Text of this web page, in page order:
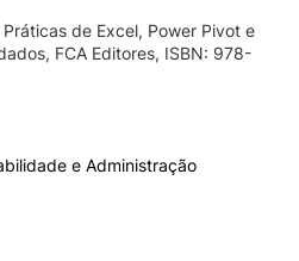
de Excel, Power Pivot e
FCA Editores, ISBN: 978-
e Administração